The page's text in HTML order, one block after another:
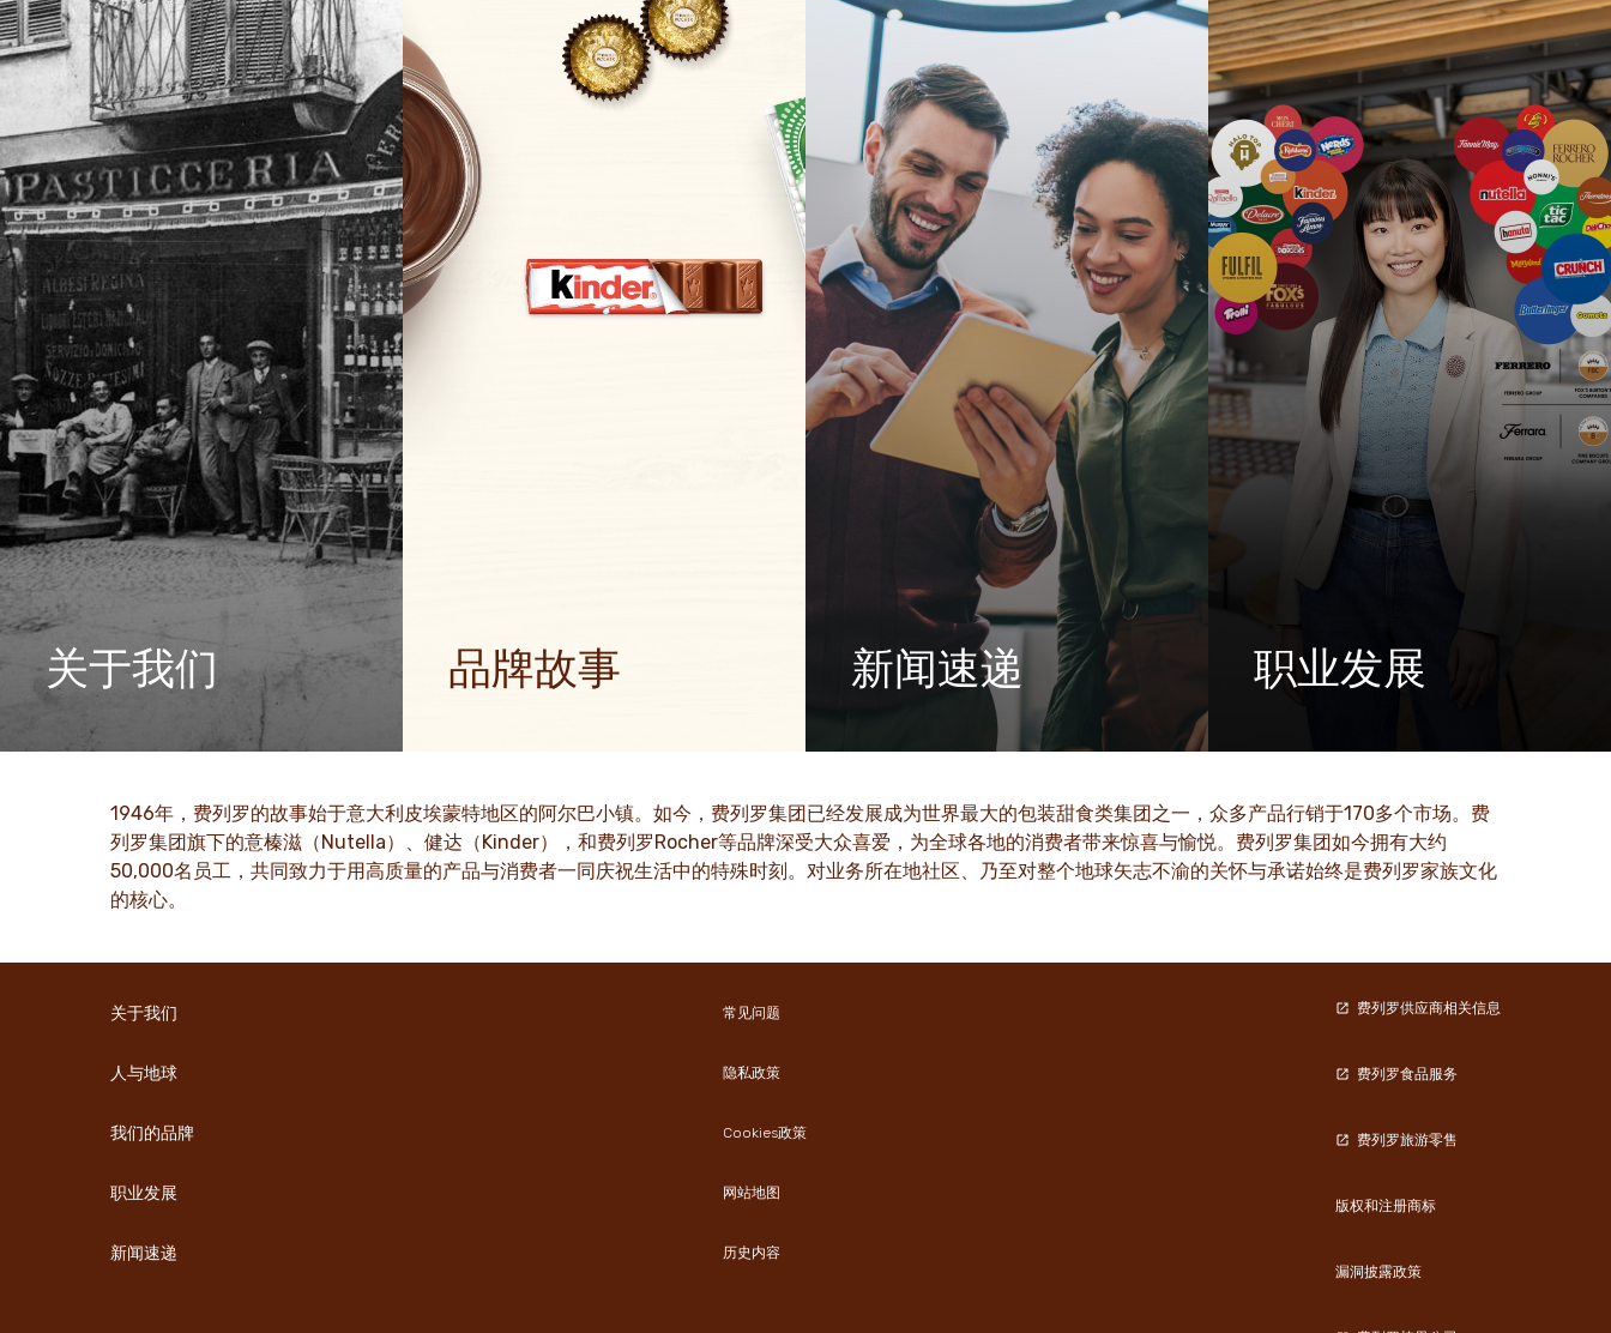
关于我们
费列罗集团的故事和我们的使命
从家族姓氏到跨国集团
了解更多
品牌故事
了解更多
新闻速递
浏览我们的新闻中心，了解有关费列罗及
其品牌的最新信息、报道和新闻稿
了解更多
职业发展
1946年，费列罗的故事始于意大利皮埃蒙特地区的阿尔巴小镇。如今，费列罗集团已经发展成为世界最大的包装甜食类集团之一，众多产品行销于170多个市场。费
列罗集团旗下的意榛滋（Nutella）、健达（Kinder），和费列罗Rocher等品牌深受大众喜爱，为全球各地的消费者带来惊喜与愉悦。费列罗集团如今拥有大约
50,000名员工，共同致力于用高质量的产品与消费者一同庆祝生活中的特殊时刻。对业务所在地社区、乃至对整个地球矢志不渝的关怀与承诺始终是费列罗家族文化
的核心。
关于我们
人与地球
我们的品牌
职业发展
新闻速递
常见问题
隐私政策
Cookies政策
网站地图
历史内容
费列罗供应商相关信息
费列罗食品服务
费列罗旅游零售
版权和注册商标
漏洞披露政策